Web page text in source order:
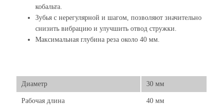
кобальта.
Зубья с нерегулярной и шагом, позволяют значительно
снизить вибрацию и улучшить отвод стружки.
Максимальная глубина реза около 40 мм.
Диаметр 30 мм
Рабочая длина 40 мм